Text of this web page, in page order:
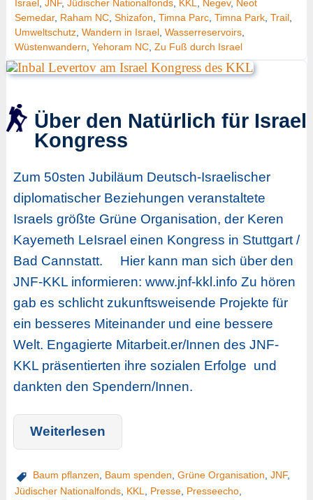
Israel JNF, Jüdischer Nationalfonds, KKL Negev, Neot
Semedar, Raham NC, Shizafon Timna Parc, Timna Park, Trail,
Umweltschutz, Wandern in Israel, Wasserreservoirs,
Wüstenwandern Yehoram NC, Zu Fuß durch Israel
Über den Natürlich für Israel
Kongress
Zum 50sten Jubiläum Deutsch-Israelischer
diplomatischer Beziehungen veranstaltete
Israels größte Grüne Organisation, der Keren
Kayemeth LeIsrael einen Kongress in Stuttgart /
Bad Cannstatt. Hier kann man sich über den
JNF-KKL informieren: www.jnf-kkl.info Zu hören
gab es schlicht zukunftsweisende Projekte für
ein besseres Miteinander und eine bessere
Welt. Engagierte Mitarbeit.er/Innen des JNF-
KKL präsentierten ihre sozialen Erfolge und
dankten den Spendern/Innen.
Weiterlesen
Baum pflanzen, Baum spenden, Grüne Organisation, JNF,
Jüdischer Nationalfonds, KKL Presse, Presseecho,